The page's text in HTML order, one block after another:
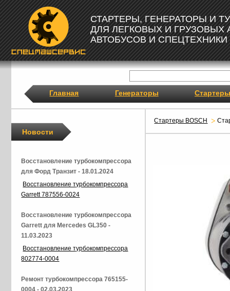
СТАРТЕРЫ, ГЕНЕРАТОРЫ И
ДЛЯ ЛЕГКОВЫХ И ГРУЗОВЫХ
АВТОБУСОВ И СПЕЦТЕХНИКИ
Главная Генераторы Стартеры
Стартеры BOSCH
Новости
Восстановление турбокомпрессора
для Форд Транзит - 18.01.2024
Восстановление турбокомпрессора
Garrett 787556-0024
Восстановление турбокомпрессора
Garrett для Mercedes GL350 -
11.03.2023
Восстановление турбокомпрессора
802774-0004
Ремонт турбокомпрессора 765155-
0004 - 02.03.2023